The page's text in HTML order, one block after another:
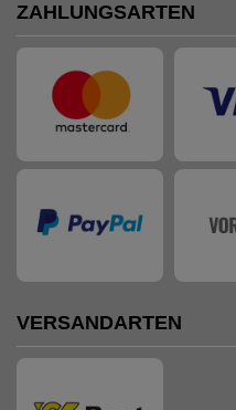
ZAHLUNGSARTEN
VERSANDARTEN